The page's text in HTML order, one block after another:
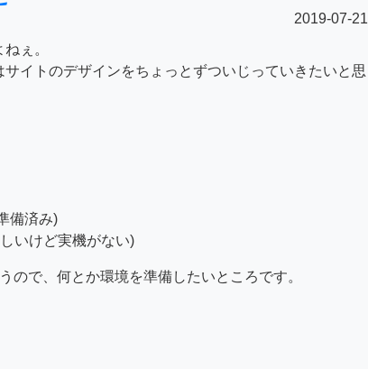
2019-07-21
ぇ。
イトのデザインをちょっとずついじっていきたいと思
備済み)
いけど実機がない)
ので、何とか環境を準備したいところです。